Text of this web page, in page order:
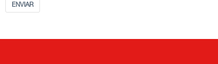
ENVIAR